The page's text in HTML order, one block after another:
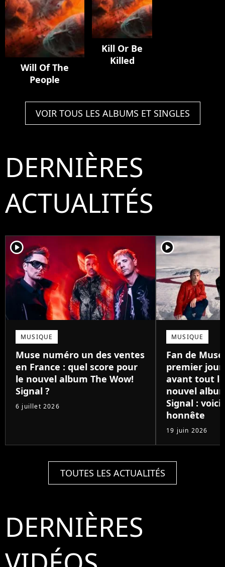
Will Of The
People
Kill Or Be
Killed
VOIR TOUS LES ALBUMS ET SINGLES
DERNIÈRES
ACTUALITÉS
player2
MUSIQUE
Muse numéro un des ventes
en France : quel score pour
le nouvel album The Wow!
Signal ?
6 juillet 2026
player2
MUSIQUE
Fan de
premier
avant tout
nouvel
Signal : voici
honnête
19 juin 2026
TOUTES LES ACTUALITÉS
DERNIÈRES